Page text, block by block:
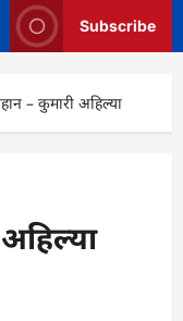
Subscribe
– कुमारी अहिल्या